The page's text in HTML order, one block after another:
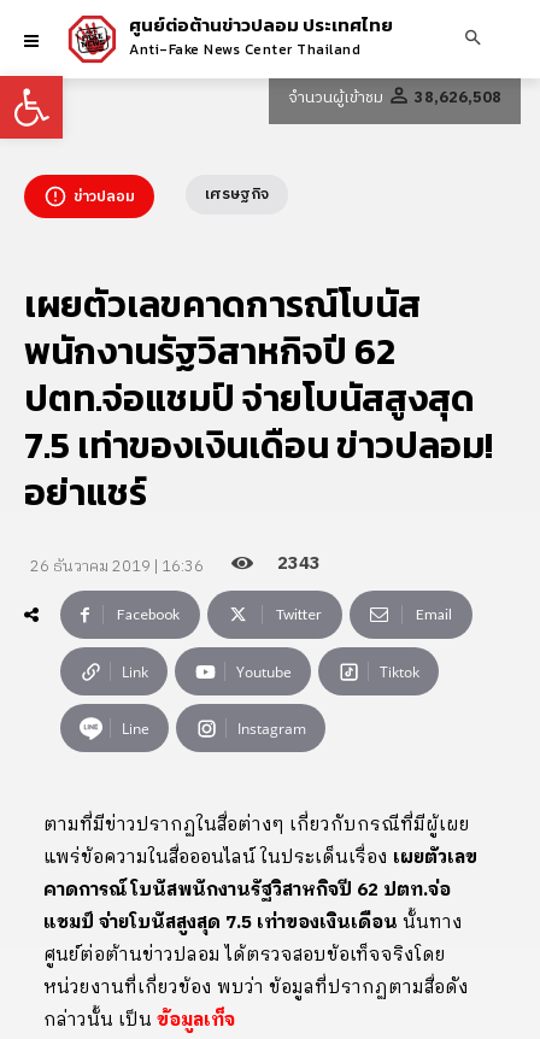
Open toolbar
ศูนย์ต่อต้านข่าวปลอม ประเทศไทย
Anti-Fake News Center Thailand
จำนวนผู้เข้าชม 38,626,508
ข่าวปลอม เศรษฐกิจ
เผยตัวเลขคาดการณ์โบนัส
พนักงานรัฐวิสาหกิจปี 62
ปตท.จ่อแชมป์ จ่ายโบนัสสูงสุด
7.5 เท่าของเงินเดือน ข่าวปลอม!
อย่าแชร์
26 ธันวาคม 2019 | 16:36 2343
Facebook Twitter Email
Link Youtube Tiktok
Line Instagram
ตามที่มีข่าวปรากฏในสื่อต่างๆ เกี่ยวกับกรณีที่มีผู้เผย
แพร่ข้อความในสื่อออนไลน์ ในประเด็นเรื่อง เผยตัวเลข
คาดการณ์โบนัสพนักงานรัฐวิสาหกิจปี 62 ปตท.จ่อ
แชมป์ จ่ายโบนัสสูงสุด 7.5 เท่าของเงินเดือน นั้นทาง
ศูนย์ต่อต้านข่าวปลอม ได้ตรวจสอบข้อเท็จจริงโดย
หน่วยงานที่เกี่ยวข้อง พบว่า ข้อมูลที่ปรากฏตามสื่อดัง
กล่าวนั้น เป็น ข้อมูลเท็จ